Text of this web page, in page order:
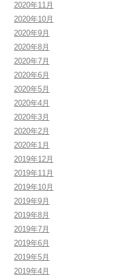
2020年11月
2020年10月
2020年9月
2020年8月
2020年7月
2020年6月
2020年5月
2020年4月
2020年3月
2020年2月
2020年1月
2019年12月
2019年11月
2019年10月
2019年9月
2019年8月
2019年7月
2019年6月
2019年5月
2019年4月